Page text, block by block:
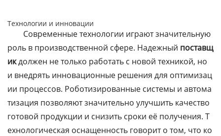
Технологии и инновации
Современные технологии играют значительную
роль в производственной сфере. Надежный поставщ
икдолжен не только работать с новой техникой, но
и внедрять инновационные решения для оптимизац
ии процессов. Роботизированные системы и автома
тизация позволяют значительно улучшить качество
готовой продукции и снизить сроки её получения. Т
ехнологическая оснащенность говорит о том, что ко